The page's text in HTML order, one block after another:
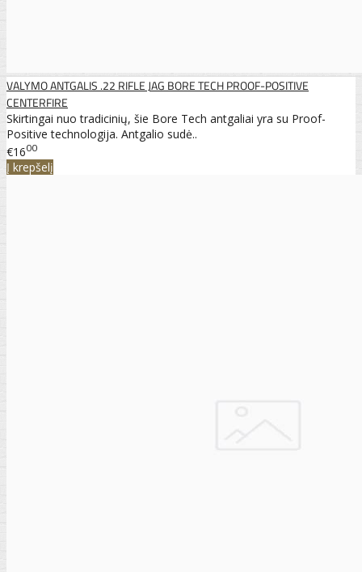
VALYMO ANTGALIS .22 RIFLE JAG BORE TECH PROOF-POSITIVE
CENTERFIRE
Skirtingai nuo tradicinių, šie Bore Tech antgaliai yra su Proof-
Positive technologija. Antgalio sudė..
€1600
Į krepšelį